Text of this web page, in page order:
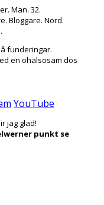
Man. 32.
Bloggare. Nörd.
funderingar.
en ohälsosam dos
YouTube
jag glad!
punkt se